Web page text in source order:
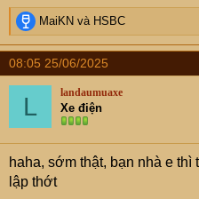
R
e
a
c
t
n
s
:
MaiKN và HSBC
08:05 25/06/2025
L landaumuaxe
Xe điện
haha, sớm thật, bạn nhà e thì
lập thớt